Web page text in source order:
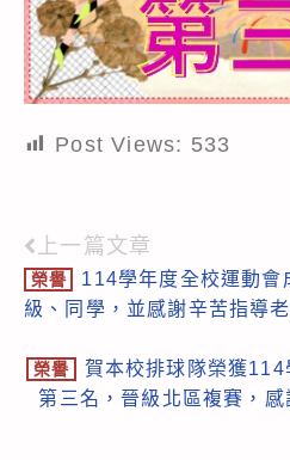
Post Views: 533
Read
more
上一篇文章
榮譽
114學年度全校運動會
級、同學，並感謝辛苦指導
榮譽
賀本校排球隊榮獲
第三名，晉級北區複賽，